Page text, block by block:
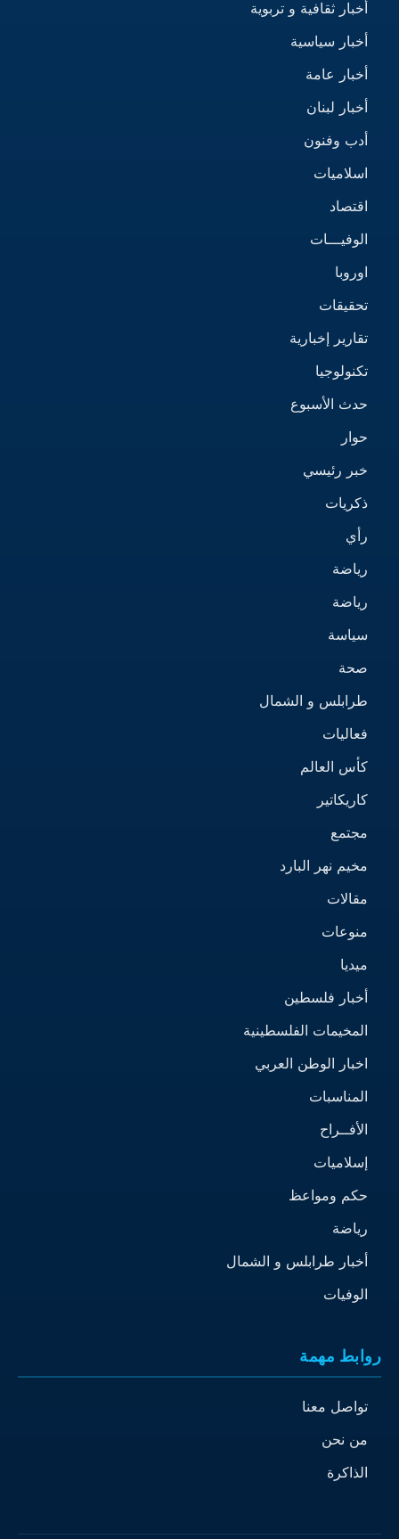
أخبار ثقافية و تربوية
أخبار سياسية
أخبار عامة
أخبار لبنان
أدب وفنون
اسلاميات
اقتصاد
الوفيـــات
اوروبا
تحقيقات
تقارير إخبارية
تكنولوجيا
حدث الأسبوع
حوار
خبر رئيسي
ذكريات
رأي
رياضة
رياضة
سياسة
صحة
طرابلس و الشمال
فعاليات
كأس العالم
كاريكاتير
مجتمع
مخيم نهر البارد
مقالات
منوعات
ميديا
أخبار فلسطين
المخيمات الفلسطينية
اخبار الوطن العربي
المناسبات
الأفــراح
إسلاميات
حكم ومواعظ
رياضة
أخبار طرابلس و الشمال
الوفيات
روابط مهمة
تواصل معنا
من نحن
الذاكرة